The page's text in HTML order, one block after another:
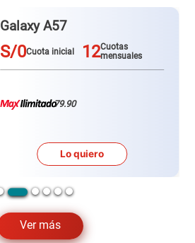
Ver más
Redmi Note 15 pro plus
S/0Cuota inicial 12Cuotas
mensuales
79.90
Lo quiero